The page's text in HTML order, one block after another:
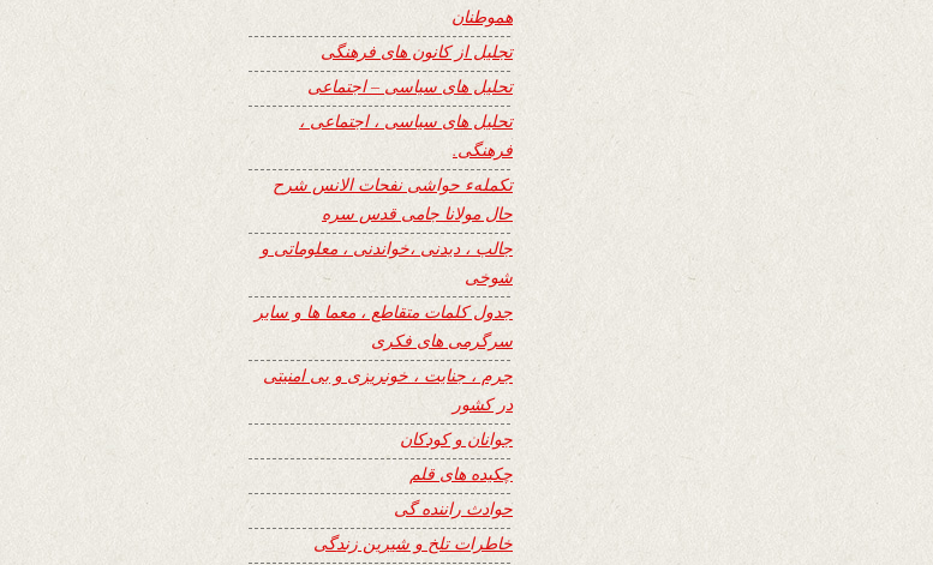
هموطنان
تجلیل از کانون های فرهنگی
تحلیل های سیاسی – اجتماعی
تحلیل های سیاسی ، اجتماعی ،
فرهنگی.
تکملهء حواشی نفحات الانس شرح
حال مولانا جامی قدس سره
جالب ، دیدنی ،خواندنی ، معلوماتی و
شوخی
جدول کلمات متقاطع ، معما ها و سایر
سرگرمی های فکری
جرم ، جنایت ، خونریزی و بی امنیتی
در کشور
جوانان و کودکان
چکیده های قلم
حوادث راننده گی
خاطرات تلخ و شیرین زندگی